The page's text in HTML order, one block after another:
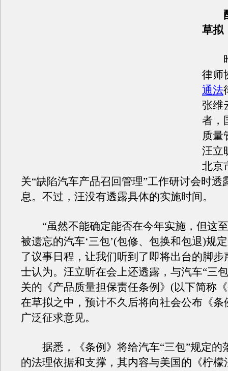
草拟
昨
律师
通法
张维
者，
质量
汪立
北京
关“缺陷汽车产品召回管理”工作研讨会时透
息。不过，汪没有透露具体的实施时间。
“虽然不能确定能否在今年实施，但这
被遗忘的汽车‘三包’(包修、包换和包退)规
了议事日程，让我们听到了即将出台的脚步
士认为。汪立昕在会上还透露，与汽车“三
关的《产品质量担保责任条例》(以下简称
在草拟之中，预计不久后将向社会公布《条
广泛征求意见。
据悉，《条例》将给汽车“三包”规定的
的法理依据和支撑，其内容与美国的《柠檬